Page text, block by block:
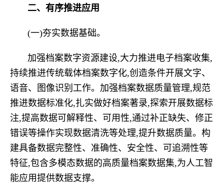
二、有序推进应用
(一)夯实数据基础。
加强档案数字资源建设,大力推进电子档案收集,
持续推进传统载体档案数字化,创造条件开展文字、
语音、图像识别工作。加强档案数据质量管理,规范
推进数据标准化,扎实做好档案著录,探索开展数据标
注,提高数据可解释性、可用性,通过补正缺失、修正
错误等操作实现数据清洗等处理,提升数据质量。构
建具备数据完整性、准确性、安全性、可追溯性等
特征,包含多模态数据的高质量档案数据集,为人工智
能应用提供数据支撑。